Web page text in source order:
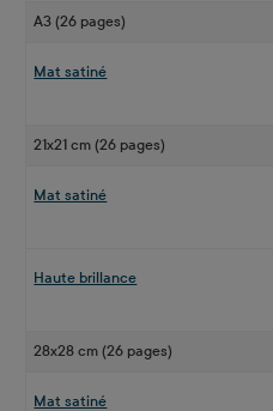
A3 (26 pages)
Mat satiné
21x21 cm (26 pages)
Mat satiné
Haute brillance
28x28 cm (26 pages)
Mat satiné